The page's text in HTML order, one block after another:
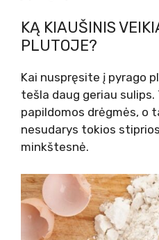
KĄ KIAUŠINIS
PLUTOJE?
Kai nuspręsite į pyrago
tešla daug geriau
papildomos drėgmės, o
nesudarys tokios
minkštesnė.